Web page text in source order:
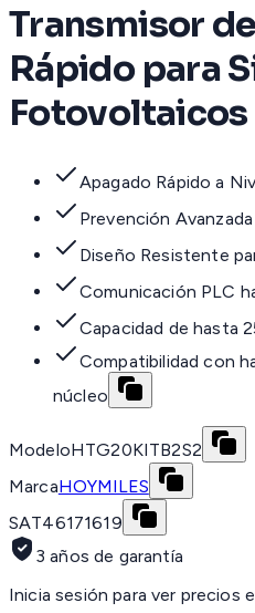
Transmisor
Rápido para
Fotovoltaicos
Apagado Rápido a
Prevención
Diseño Resistente
Comunicación PLC
Capacidad de hasta
Compatibilidad con
núcleo
ModeloHTG20KITB2S2
MarcaHOYMILES
SAT46171619
3 años de garantía
Inicia sesión para ver precios